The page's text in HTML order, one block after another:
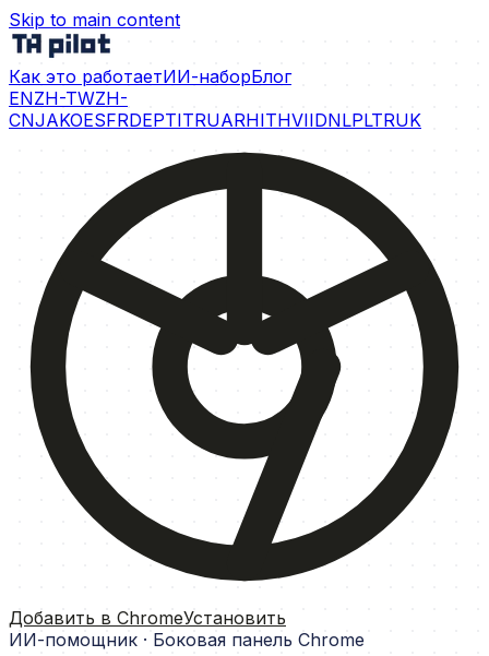
Skip to main content
Как это работаетИИ-наборБлог
ENZH-TWZH-
CNJAKOESFRDEPTITRUARHITHVIIDNLPLTRUK
Добавить в ChromeУстановить
ИИ-помощник · Боковая панель Chrome